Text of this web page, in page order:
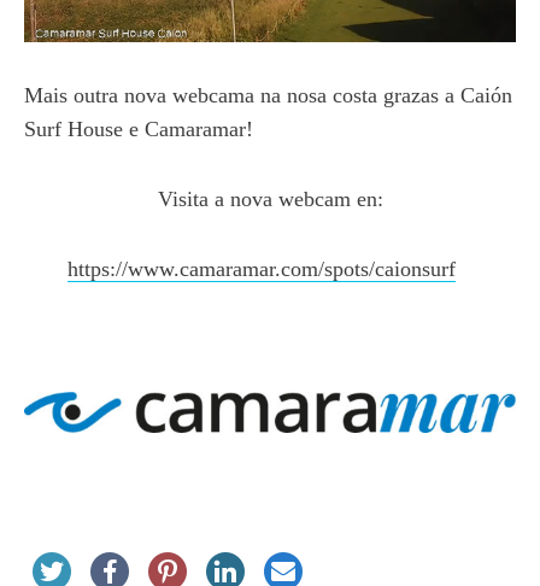
Mais outra nova webcama na nosa costa grazas a Caión
Surf House e Camaramar!
Visita a nova webcam en:
https://www.camaramar.com/spots/caionsurf